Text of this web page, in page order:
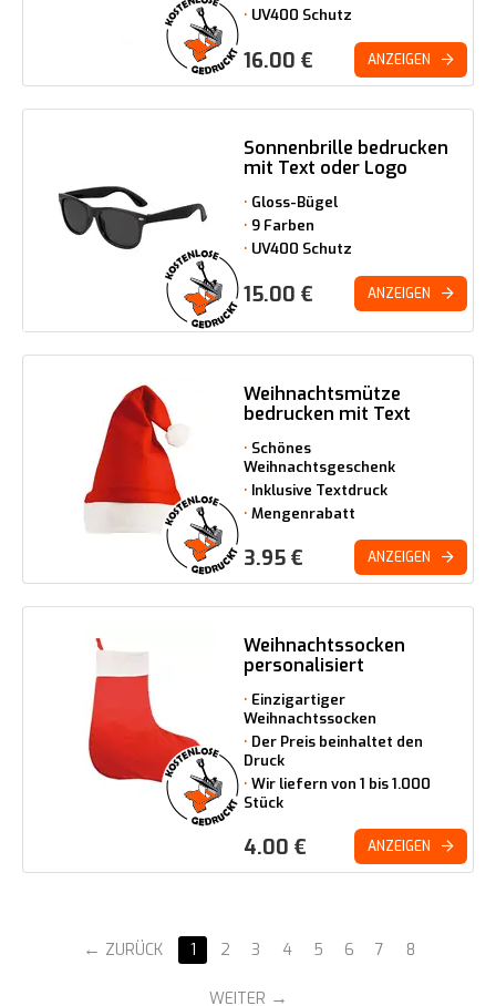
UV400 Schutz
16.00 € ANZEIGEN
Sonnenbrille bedrucken
mit Text oder Logo
Gloss-Bügel
9 Farben
UV400 Schutz
15.00 € ANZEIGEN
Weihnachtsmütze
bedrucken mit Text
Schönes
Weihnachtsgeschenk
Inklusive Textdruck
Mengenrabatt
3.95 € ANZEIGEN
Weihnachtssocken
personalisiert
Einzigartiger
Weihnachtssocken
Der Preis beinhaltet den
Druck
Wir liefern von 1 bis 1.000
Stück
4.00 € ANZEIGEN
ZURÜCK 1 2 3 4 5 6 7 8
WEITER